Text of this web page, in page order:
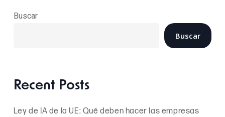
Buscar
Buscar
Recent Posts
Ley de IA de la UE: Qué deben hacer las empresas